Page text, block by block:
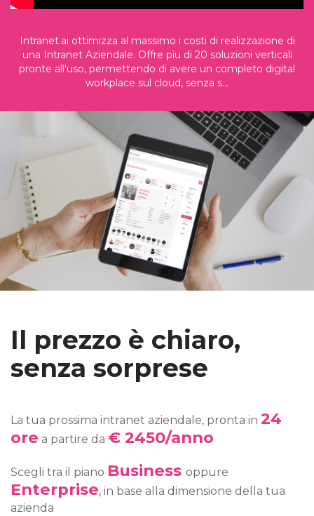
Intranet.ai ottimizza al massimo i costi di realizzazione di
una Intranet Aziendale. Offre pìu di 20 soluzioni verticali
pronte all'uso, permettendo di avere un completo digital
workplace sul cloud, senza s...
Il prezzo è chiaro,
senza sorprese
La tua prossima intranet aziendale, pronta in 24
ore a partire da € 2450/anno
Scegli tra il piano Business oppure
Enterprise, in base alla dimensione della tua
azienda